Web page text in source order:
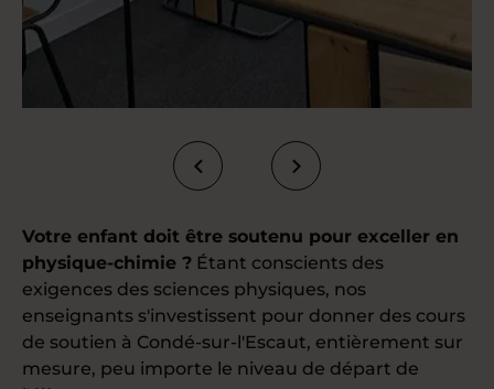
Votre enfant doit être soutenu pour exceller en
physique-chimie ? Étant conscients des
exigences des sciences physiques, nos
enseignants s'investissent pour donner des cours
de soutien à Condé-sur-l'Escaut, entièrement sur
mesure, peu importe le niveau de départ de